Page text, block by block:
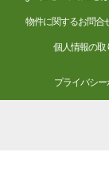
物件に関するお問合
個人情報の取
プライバシー